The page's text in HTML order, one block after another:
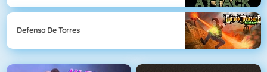
Defensa De Torres